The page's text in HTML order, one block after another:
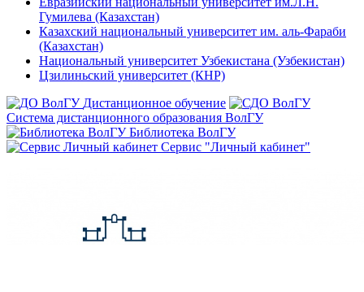
Гумилева (Казахстан)
Казахский национальный университет им. аль-Фараби
(Казахстан)
Национальный университет Узбекистана (Узбекистан)
Цзилиньский университет (КНР)
Дистанционное обучение
Система дистанционного образования ВолГУ
Библиотека ВолГУ
Сервис "Личный кабинет"